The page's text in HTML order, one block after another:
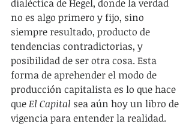
dialéctica de Hegel, donde la verdad
no es algo primero y fijo, sino
siempre resultado, producto de
tendencias contradictorias, y
posibilidad de ser otra cosa. Esta
forma de aprehender el modo de
producción capitalista es lo que hace
que El Capital sea aún hoy un libro de
vigencia para entender la realidad.